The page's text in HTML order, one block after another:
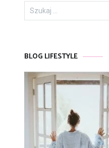
Szukaj:
BLOG LIFESTYLE